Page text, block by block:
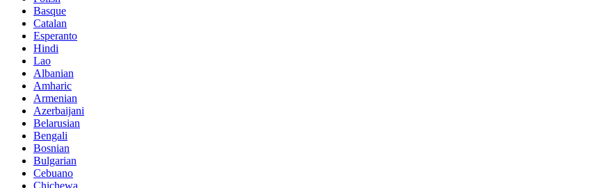
Basque
Catalan
Esperanto
Hindi
Lao
Albanian
Amharic
Armenian
Azerbaijani
Belarusian
Bengali
Bosnian
Bulgarian
Cebuano
Chichewa